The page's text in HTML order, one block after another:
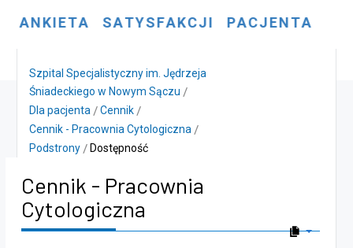
ANKIETA SATYSFAKCJI PACJENTA
Szpital Specjalistyczny im. Jędrzeja
Śniadeckiego w Nowym Sączu
Dla pacjenta
Cennik
Cennik - Pracownia Cytologiczna
Podstrony
Dostępność
Cennik - Pracownia
Cytologiczna